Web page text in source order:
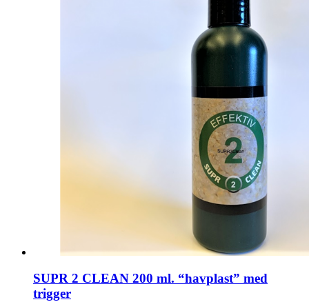
SUPR 2 CLEAN 200 ml. “havplast” med
trigger